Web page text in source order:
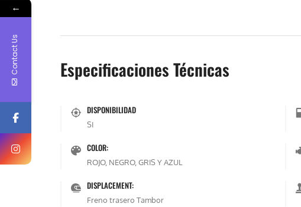
Especificaciones Técnicas
DISPONIBILIDAD
SI
COLOR:
ROJO, NEGRO, GRIS Y AZUL
DISPLACEMENT:
Freno trasero Tambor
←
Contact Us